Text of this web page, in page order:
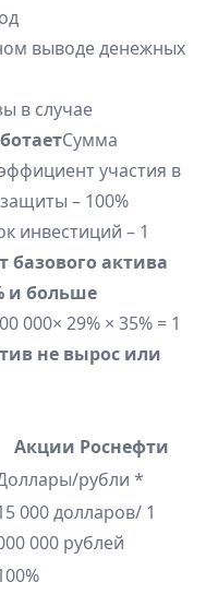
выводе денежных
в случае
Сумма
участия в
– 100%
инвестиций – 1
базового актива
и больше
000× 29% × 35% = 1
не вырос или
Акции Роснефти
рубли *
000 долларов/ 1
000 рублей